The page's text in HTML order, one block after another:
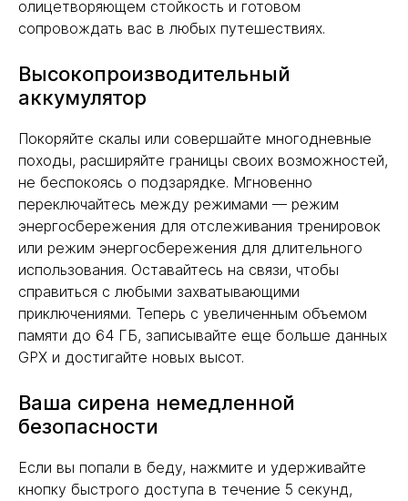
олицетворяющем стойкость и готовом
сопровождать вас в любых путешествиях.
Высокопроизводительный
аккумулятор
Покоряйте скалы или совершайте многодневные
походы, расширяйте границы своих возможностей,
не беспокоясь о подзарядке. Мгновенно
переключайтесь между режимами — режим
энергосбережения для отслеживания тренировок
или режим энергосбережения для длительного
использования. Оставайтесь на связи, чтобы
справиться с любыми захватывающими
приключениями. Теперь с увеличенным объемом
памяти до 64 ГБ, записывайте еще больше данных
GPX и достигайте новых высот.
Ваша сирена немедленной
безопасности
Если вы попали в беду, нажмите и удерживайте
кнопку быстрого доступа в течение 5 секунд,